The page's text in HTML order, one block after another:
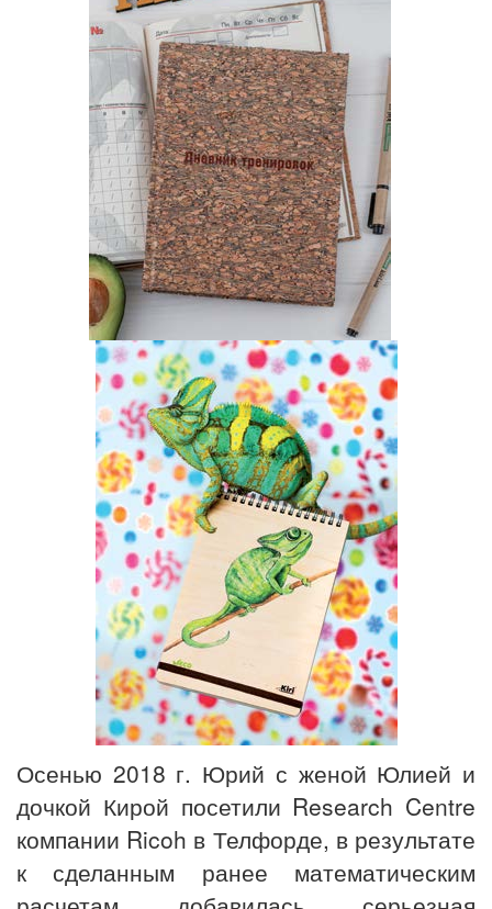
Осенью 2018 г. Юрий с женой Юлией и
дочкой Кирой посетили Research Centre
компании Ricoh в Телфорде, в результате
к сделанным ранее математическим